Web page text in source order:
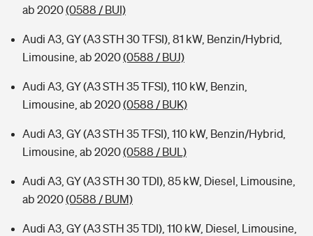
ab 2020(0588 / BUI)
Audi A3, GY (A3 STH 30 TFSI), 81 kW, Benzin/Hybrid,
Limousine, ab 2020(0588 / BUJ)
Audi A3, GY (A3 STH 35 TFSI), 110 kW, Benzin,
Limousine, ab 2020(0588 / BUK)
Audi A3, GY (A3 STH 35 TFSI), 110 kW, Benzin/Hybrid,
Limousine, ab 2020(0588 / BUL)
Audi A3, GY (A3 STH 30 TDI), 85 kW, Diesel, Limousine,
ab 2020(0588 / BUM)
Audi A3, GY (A3 STH 35 TDI), 110 kW, Diesel, Limousine,